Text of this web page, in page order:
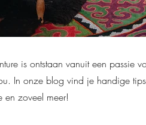
is ontstaan vanuit een passie
In onze blog vind je handige
en zoveel meer!